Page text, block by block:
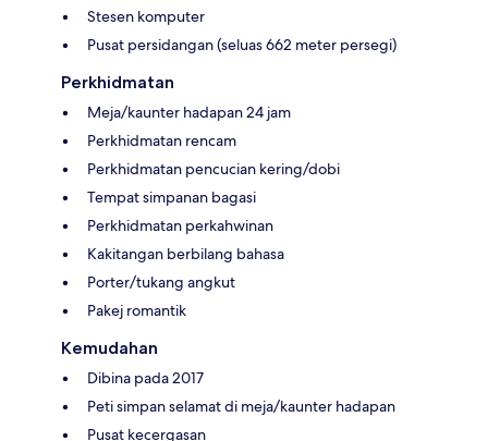
Stesen komputer
Pusat persidangan (seluas 662 meter persegi)
Perkhidmatan
Meja/kaunter hadapan 24 jam
Perkhidmatan rencam
Perkhidmatan pencucian kering/dobi
Tempat simpanan bagasi
Perkhidmatan perkahwinan
Kakitangan berbilang bahasa
Porter/tukang angkut
Pakej romantik
Kemudahan
Dibina pada 2017
Peti simpan selamat di meja/kaunter hadapan
Pusat kecergasan